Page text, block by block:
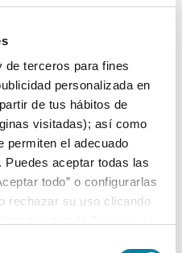
terceros para fines
personalizada en
de tus hábitos de
visitadas); así como
permiten el adecuado
Puedes aceptar todas las
todo” o configurarlas
rechazar su uso clicando
smartphone (Android
todos